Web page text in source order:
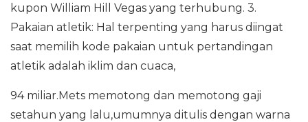
kupon William Hill Vegas yang terhubung. 3.
Pakaian atletik: Hal terpenting yang harus diingat
saat memilih kode pakaian untuk pertandingan
atletik adalah iklim dan cuaca,
94 miliar.Mets memotong dan memotong gaji
setahun yang lalu,umumnya ditulis dengan warna